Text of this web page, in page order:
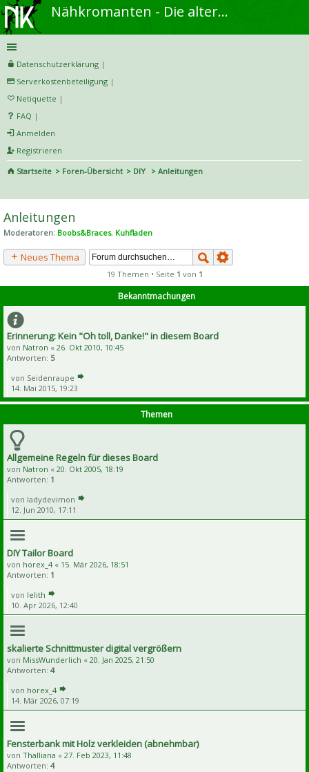
Nähkromanten - Die alternative Näh- und DIY-Community
Datenschutzerklärung |
Serverkostenbeteiligung |
Netiquette |
FAQ |
Anmelden
Registrieren
Startseite
Foren-Übersicht DIY
Anleitungen
he
Anleitungen
Moderatoren: Boobs&Braces, Kuhfladen
Neues Thema
19 Themen • Seite 1 von 1
Bekanntmachungen
Erinnerung: Kein "Oh toll, Danke!" in diesem Board
von Natron « 26. Okt 2010, 10:45
Antworten: 5
von Seidenraupe
14. Mai 2015, 19:23
Themen
Allgemeine Regeln für dieses Board
von Natron « 20. Okt 2005, 18:19
Antworten: 1
von ladydevimon
12. Jun 2010, 17:11
DIY Tailor Board
von horex_4 « 15. Mär 2026, 18:51
Antworten: 1
von lelith
10. Apr 2026, 12:40
skalierte Schnittmuster digital vergrößern
von MissWunderlich « 20. Jan 2025, 21:50
Antworten: 4
von horex_4
14. Mär 2026, 07:19
Fensterbank mit Holz verkleiden (abnehmbar)
von Thalliana « 27. Feb 2023, 11:48
Antworten: 4